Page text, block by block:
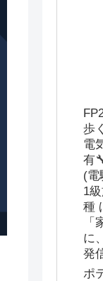
歩
電
有
(電
1
種
に
発
ポ